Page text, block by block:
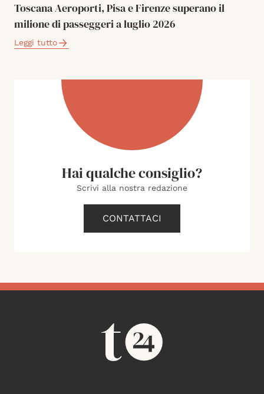
Toscana Aeroporti, Pisa e Firenze superano il
milione di passeggeri a luglio 2026
Leggi tutto
Hai qualche consiglio?
Scrivi alla nostra redazione
CONTATTACI